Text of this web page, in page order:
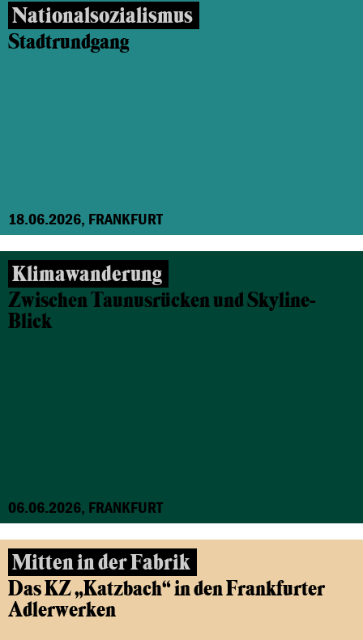
Nationalsozialismus
Stadtrundgang
18.06.2026, FRANKFURT
Klimawanderung
Zwischen Taunusrücken und Skyline-
Blick
06.06.2026, FRANKFURT
Mitten in der Fabrik
Das KZ „Katzbach“ in den Frankfurter
Adlerwerken